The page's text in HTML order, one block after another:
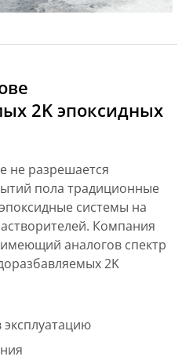
2K эпоксидных
не разрешается
пола традиционные
системы на
Компания
аналогов спектр
2K